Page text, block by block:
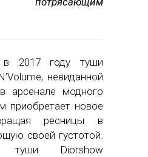
2017 году туши
невиданной
арсенале модного
приобретает новое
ресницы в
своей густотой.
туши Diorshow